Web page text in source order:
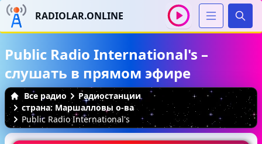
RADIOLAR.ONLINE
Public Radio International's –
слушать в прямом эфире
Все радио
Радиостанции
страна: Маршалловы о-ва
Public Radio International's